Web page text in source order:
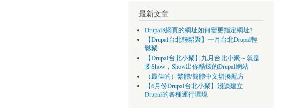
最新文章
Drupal8網頁的網址如何變更指定網址?
【Drupal台北輕鬆聚】一月台北Drupal輕
鬆聚
【Drupal台北小聚】九月台北小聚～就是
要Show，Show出你酷炫的Drupal網站
（最佳的）繁體/簡體中文切換配方
【6月份Drupal台北小聚】淺談建立
Drupal的各種運行環境